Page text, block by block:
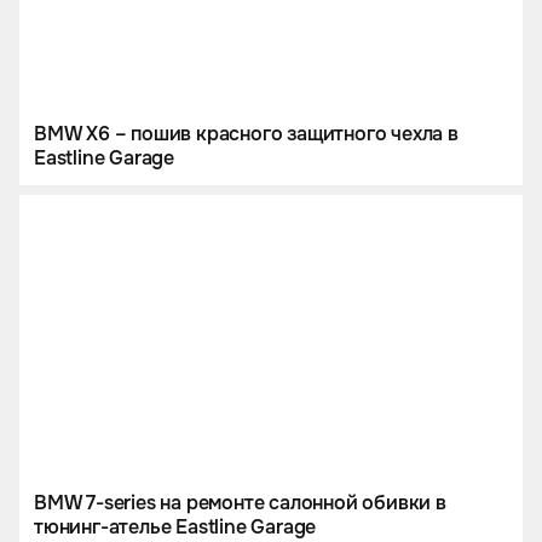
BMW X6 – пошив красного защитного чехла в
Eastline Garage
BMW 7-series на ремонте салонной обивки в
тюнинг-ателье Eastline Garage